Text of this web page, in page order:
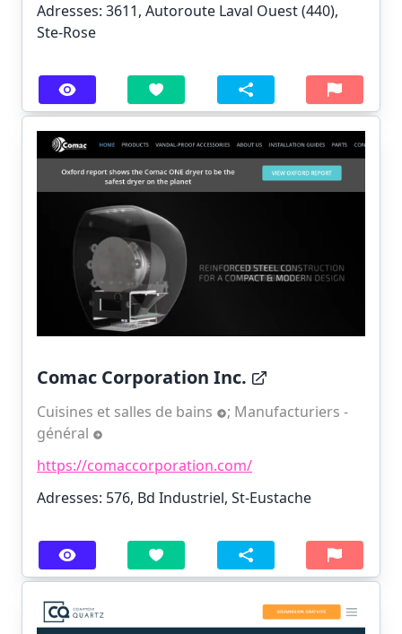
Adresses: 3611, Autoroute Laval Ouest (440),
Ste-Rose
Comac Corporation Inc.
Cuisines et salles de bains ; Manufacturiers -
général
https://comaccorporation.com/
Adresses: 576, Bd Industriel, St-Eustache